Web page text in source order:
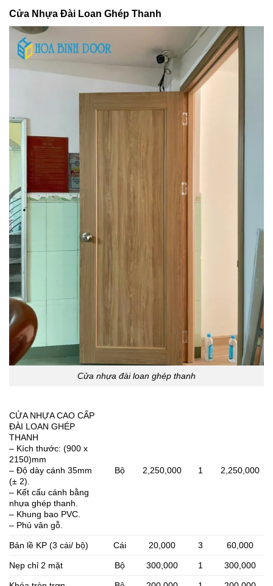
Cửa Nhựa Đài Loan Ghép Thanh
Cửa nhựa đài loan ghép thanh
CỬA NHỰA CAO CẤP
ĐÀI LOAN GHÉP
THANH
– Kích thước: (900 x
2150)mm
– Độ dày cánh 35mm
(± 2).
– Kết cấu cánh bằng
nhựa ghép thanh.
– Khung bao PVC.
– Phủ vân gỗ.
Bộ 2,250,000 1 2,250,000
Bản lề KP (3 cái/ bộ) Cái 20,000 3 60,000
Nẹp chỉ 2 mặt Bộ 300,000 1 300,000